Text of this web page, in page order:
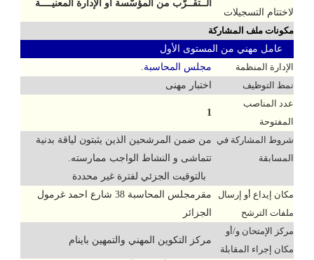
لاختتام التسجيلات
الــتقــرُّب من المؤسّسة أو الإدارة المعنيــــة
مكونات ملف المشاركة
عامل مهني من المستوى الأول
الإدارة المنظمة
مجلس المحاسبة.
نمط التوظيف
اختبار مهنى
عدد المناصب
المفتوحة
1
شروط المشاركة في
المسابقة
من ضمن المرشحين الذين يثبتون لياقة بدنية
تتماشى و النشاط الواجب ممارسته.
بالتوقيت الجزئي لفترة غير محددة
مكان إيداع أو إرسال
ملفات الترشح
مقرمجلس المحاسبة 38 شارع احمد غرمول
الجزائر
مركز الإمتحان و/أو
مكان إجراء المقابلة
مركز التكوين المهني والتمهين باينام